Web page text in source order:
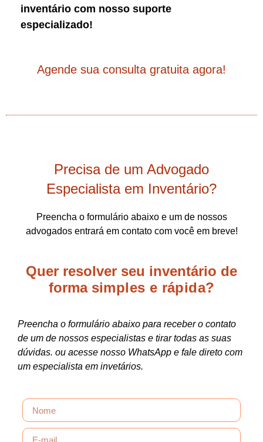
inventário com nosso suporte
especializado!
Agende sua consulta gratuita agora!
Precisa de um Advogado
Especialista em Inventário?
Preencha o formulário abaixo e um de nossos
advogados entrará em contato com você em breve!
Quer resolver seu inventário de
forma simples e rápida?
Preencha o formulário abaixo para receber o contato
de um de nossos especialistas e tirar todas as suas
dúvidas. ou acesse nosso WhatsApp e fale direto com
um especialista em invetários.